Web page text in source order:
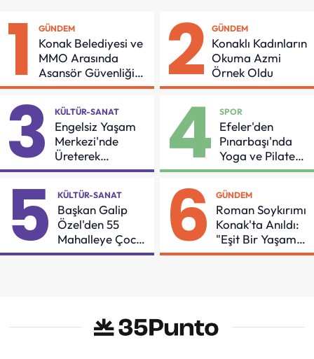
1 GÜNDEM
Konak Belediyesi ve
MMO Arasında
Asansör Güvenliği
İçin Önemli Protokol
2 GÜNDEM
Konaklı Kadınların
Okuma Azmi
Örnek Oldu
3 KÜLTÜR-SANAT
Engelsiz Yaşam
Merkezi'nde
Üreterek
Güçleniyorlar
4 SPOR
Efeler'den
Pınarbaşı'nda
Yoga ve Pilates
Buluşması
5 KÜLTÜR-SANAT
Başkan Galip
Özel'den 55
Mahalleye Çocuk
Şenliği
6 GÜNDEM
Roman Soykırımı
Konak'ta Anıldı:
"Eşit Bir Yaşam
İçin Mücadeleyi